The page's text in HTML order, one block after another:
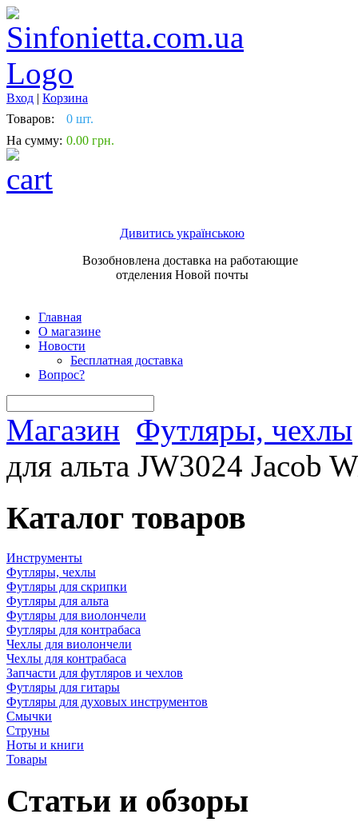
Вход | Корзина
Товаров:
0 шт.
На сумму: 0.00 грн.
Дивитись українською
Возобновлена доставка на работающие
отделения Новой почты
Главная
О магазине
Новости
Бесплатная доставка
Вопрос?
Магазин Футляры, чехлы
для альта JW3024 Jacob
Каталог товаров
Инструменты
Футляры, чехлы
Футляры для скрипки
Футляры для альта
Футляры для виолончели
Футляры для контрабаса
Чехлы для виолончели
Чехлы для контрабаса
Запчасти для футляров и чехлов
Футляры для гитары
Футляры для духовых инструментов
Смычки
Струны
Ноты и книги
Товары
Статьи и обзоры